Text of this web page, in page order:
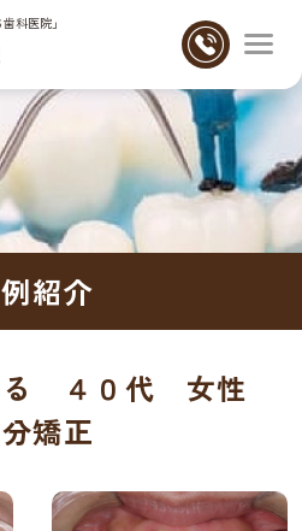
科医院」
紹介
る ４０代 女性
矯正